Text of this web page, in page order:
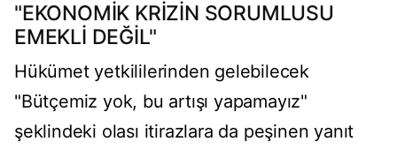
"EKONOMİK KRİZİN SORUMLUSU
EMEKLİ DEĞİL"
Hükümet yetkililerinden gelebilecek
"Bütçemiz yok, bu artışı yapamayız"
şeklindeki olası itirazlara da peşinen yanıt